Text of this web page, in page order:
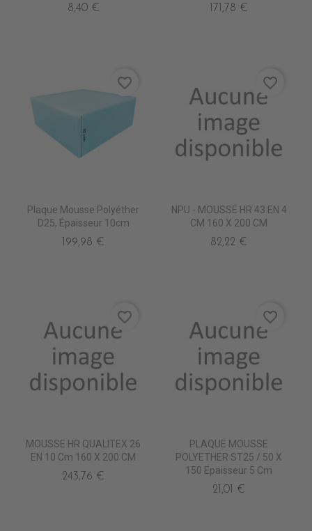
8,40 €
171,78 €
Plaque Mousse Polyéther
D25, Épaisseur 10cm
199,98 €
favorite_border
NPU - MOUSSE HR 43 EN 4
CM 160 X 200 CM
82,22 €
favorite_border
MOUSSE HR QUALITEX 26
EN 10 Cm 160 X 200 CM
243,76 €
favorite_border
PLAQUE MOUSSE
POLYETHER ST25 / 50 X
150 Epaisseur 5 Cm
21,01 €
favorite_border